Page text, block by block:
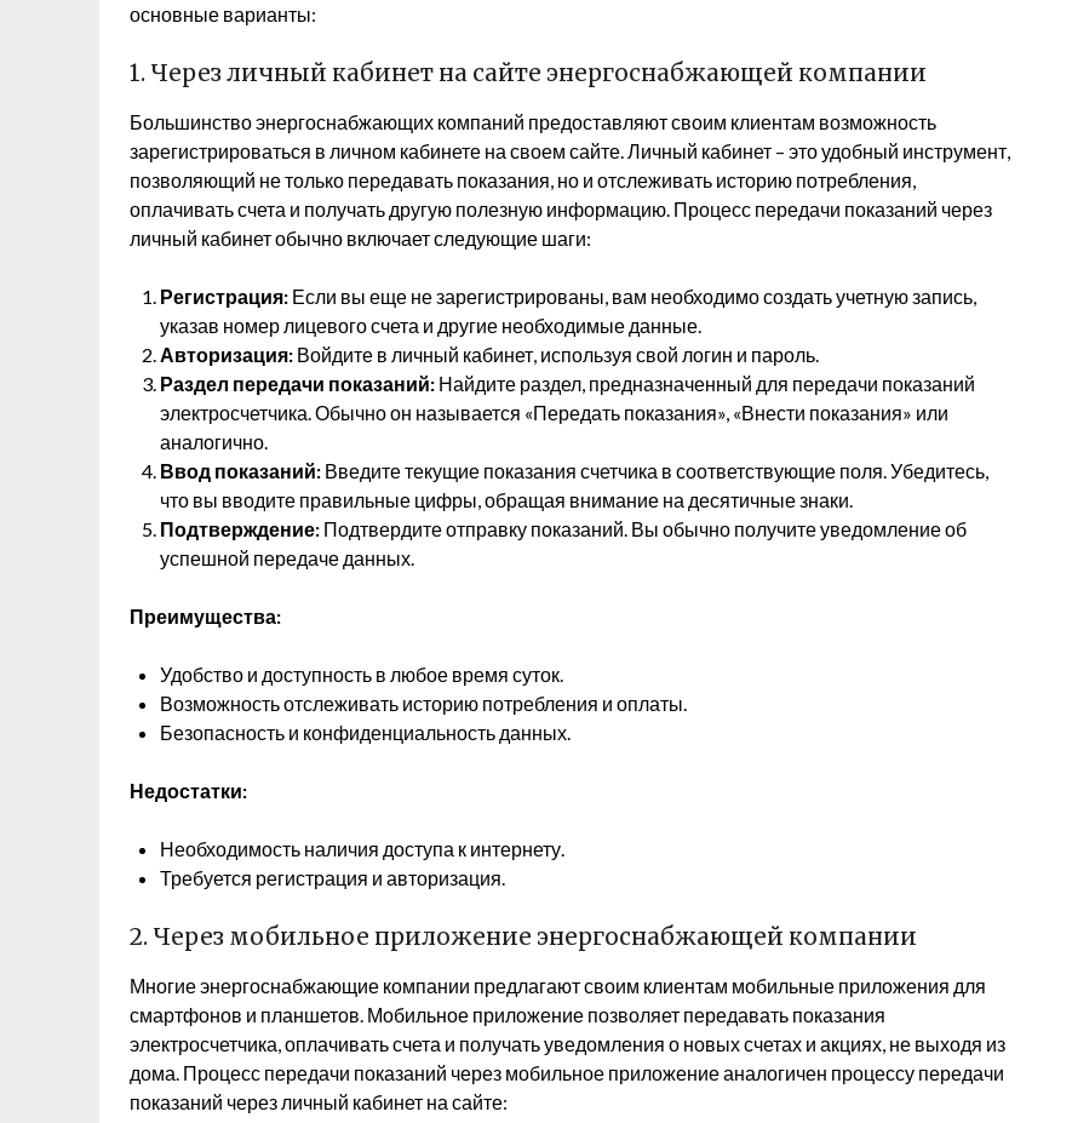
основные варианты:
1. Через личный кабинет на сайте энергоснабжающей компании
Большинство энергоснабжающих компаний предоставляют своим клиентам возможность
зарегистрироваться в личном кабинете на своем сайте. Личный кабинет – это удобный инструмент,
позволяющий не только передавать показания, но и отслеживать историю потребления,
оплачивать счета и получать другую полезную информацию. Процесс передачи показаний через
личный кабинет обычно включает следующие шаги:
Регистрация: Если вы еще не зарегистрированы, вам необходимо создать учетную запись,
указав номер лицевого счета и другие необходимые данные.
Авторизация: Войдите в личный кабинет, используя свой логин и пароль.
Раздел передачи показаний: Найдите раздел, предназначенный для передачи показаний
электросчетчика. Обычно он называется «Передать показания», «Внести показания» или
аналогично.
Ввод показаний: Введите текущие показания счетчика в соответствующие поля. Убедитесь,
что вы вводите правильные цифры, обращая внимание на десятичные знаки.
Подтверждение: Подтвердите отправку показаний. Вы обычно получите уведомление об
успешной передаче данных.
Преимущества:
Удобство и доступность в любое время суток.
Возможность отслеживать историю потребления и оплаты.
Безопасность и конфиденциальность данных.
Недостатки:
Необходимость наличия доступа к интернету.
Требуется регистрация и авторизация.
2. Через мобильное приложение энергоснабжающей компании
Многие энергоснабжающие компании предлагают своим клиентам мобильные приложения для
смартфонов и планшетов. Мобильное приложение позволяет передавать показания
электросчетчика, оплачивать счета и получать уведомления о новых счетах и акциях, не выходя из
дома. Процесс передачи показаний через мобильное приложение аналогичен процессу передачи
показаний через личный кабинет на сайте: